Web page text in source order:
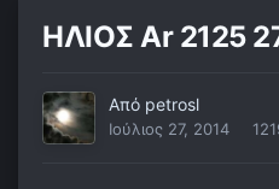
ΗΛΙΟΣ Ar 2125
Από petrosl
Ιούλιος 27, 2014